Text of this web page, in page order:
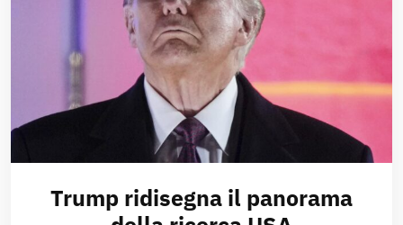
Trump ridisegna il panorama